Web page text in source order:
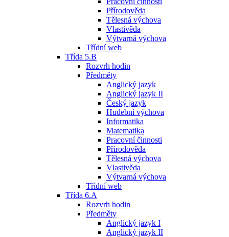
Přírodověda
Tělesná výchova
Vlastivěda
Výtvarná výchova
Třídní web
Třída 5.B
Rozvrh hodin
Předměty
Anglický jazyk
Anglický jazyk II
Český jazyk
Hudební výchova
Informatika
Matematika
Pracovní činnosti
Přírodověda
Tělesná výchova
Vlastivěda
Výtvarná výchova
Třídní web
Třída 6.A
Rozvrh hodin
Předměty
Anglický jazyk I
Anglický jazyk II